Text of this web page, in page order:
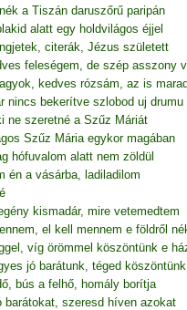
a Tiszán daruszőrű paripán
alatt egy holdvilágos éjjel
citerák, Jézus született
feleségem, de szép asszony
kedves rózsám, az is
nincs bekerítve szlobod uj drumu
ne szeretné a Szűz Máriát
Szűz Mária egykor magában
hófuvalom alatt nem zöldül
én a vásárba, ladiladilom
kismadár, mire vetemedtem
el kell mennem e földről
víg örömmel köszöntünk e
jó barátunk, téged köszöntünk
bús a felhő, homály borítja
barátokat, szeresd híven azokat